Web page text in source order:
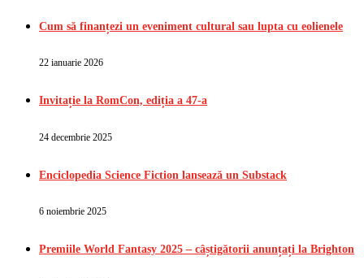
Cum să finanțezi un eveniment cultural sau lupta cu eolienele
22 ianuarie 2026
Invitație la RomCon, ediția a 47-a
24 decembrie 2025
Enciclopedia Science Fiction lansează un Substack
6 noiembrie 2025
Premiile World Fantasy 2025 – câștigătorii anunțați la Brighton